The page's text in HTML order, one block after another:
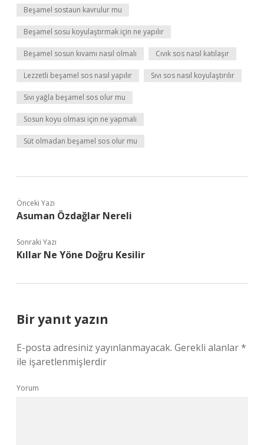
Beşamel sostaun kavrulur mu
Beşamel sosu koyulaştırmak için ne yapılır
Beşamel sosun kıvamı nasıl olmalı Cıvık sos nasıl katılaşır
Lezzetli beşamel sos nasıl yapılır Sıvı sos nasıl koyulaştırılır
Sıvı yağla beşamel sos olur mu
Sosun koyu olması için ne yapmalı
Süt olmadan beşamel sos olur mu
Önceki Yazı
Asuman Özdağlar Nereli
Sonraki Yazı
Kıllar Ne Yöne Doğru Kesilir
Bir yanıt yazın
E-posta adresiniz yayınlanmayacak. Gerekli alanlar*
ile işaretlenmişlerdir
Yorum